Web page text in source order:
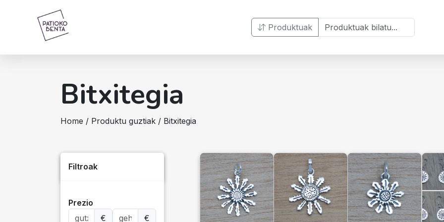
Produktuak
Bitxitegia
Home / Produktu guztiak / Bitxitegia
Filtroak
Prezio
€
€